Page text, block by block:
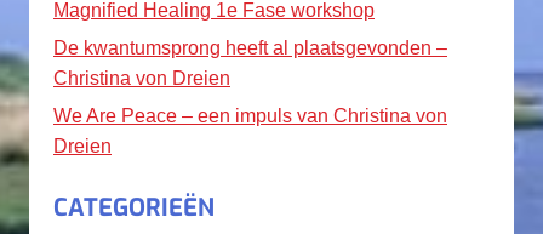
Magnified Healing 1e Fase workshop
De kwantumsprong heeft al plaatsgevonden –
Christina von Dreien
We Are Peace – een impuls van Christina von
Dreien
CATEGORIEËN